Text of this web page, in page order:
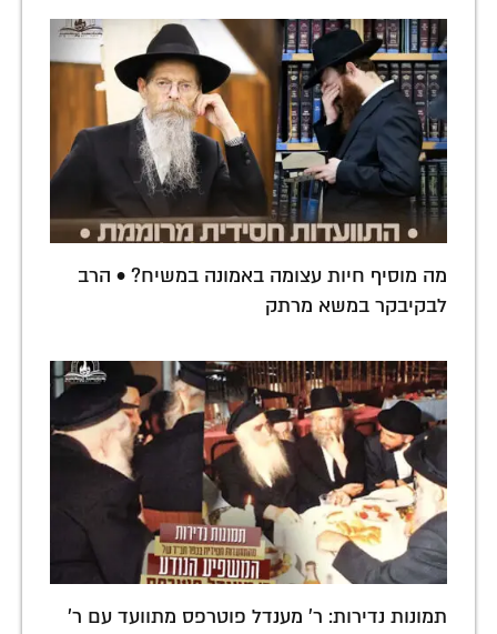
מה מוסיף חיות עצומה באמונה במשיח? • הרב
לבקיבקר במשא מרתק
תמונות נדירות: ר' מענדל פוטרפס מתוועד עם ר'